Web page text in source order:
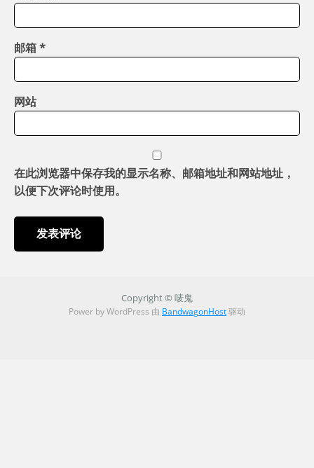
邮箱*
网站
在此浏览器中保存我的显示名称、邮箱地址和网站地址，
以便下次评论时使用。
Copyright © 唛鬼
Power by WordPress 由 BandwagonHost驱动